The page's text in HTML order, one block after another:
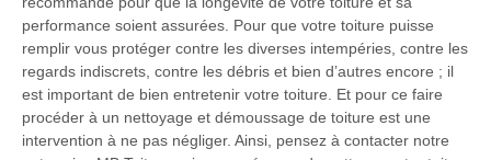
performance soient assurées. Pour que votre toiture puisse
remplir vous protéger contre les diverses intempéries, contre les
regards indiscrets, contre les débris et bien d’autres encore ; il
est important de bien entretenir votre toiture. Et pour ce faire
procéder à un nettoyage et démoussage de toiture est une
intervention à ne pas négliger. Ainsi, pensez à contacter notre